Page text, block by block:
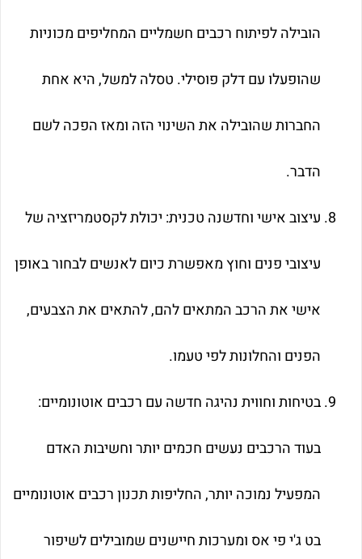
הובילה לפיתוח רכבים חשמליים המחליפים מכוניות
שהופעלו עם דלק פוסילי. טסלה למשל, היא אחת
החברות שהובילה את השינוי הזה ומאז הפכה לשם
הדבר.
עיצוב אישי וחדשנה טכנית: יכולת לקסטמריזציה של
עיצובי פנים וחוץ מאפשרת כיום לאנשים לבחור באופן
אישי את הרכב המתאים להם, להתאים את הצבעים,
הפנים והחלונות לפי טעמו.
בטיחות וחווית נהיגה חדשה עם רכבים אוטונומיים:
בעוד הרכבים נעשים חכמים יותר וחשיבות האדם
המפעיל נמוכה יותר, החליפות תכנון רכבים אוטונומיים
בט ג'י פי אס ומערכות חיישנים שמובילים לשיפור